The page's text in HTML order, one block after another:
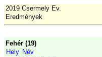
2019 Csermely Ev.
Eredmények
Fehér (19)
Hely Név